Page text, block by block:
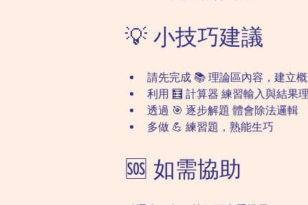
💡 小技巧建議
請先完成 📚 理論區內容，建立
利用 🧮 計算器 練習輸入與結果
透過 🎯 逐步解題 體會除法邏輯
多做 💪 練習題，熟能生巧
🆘 如需協助